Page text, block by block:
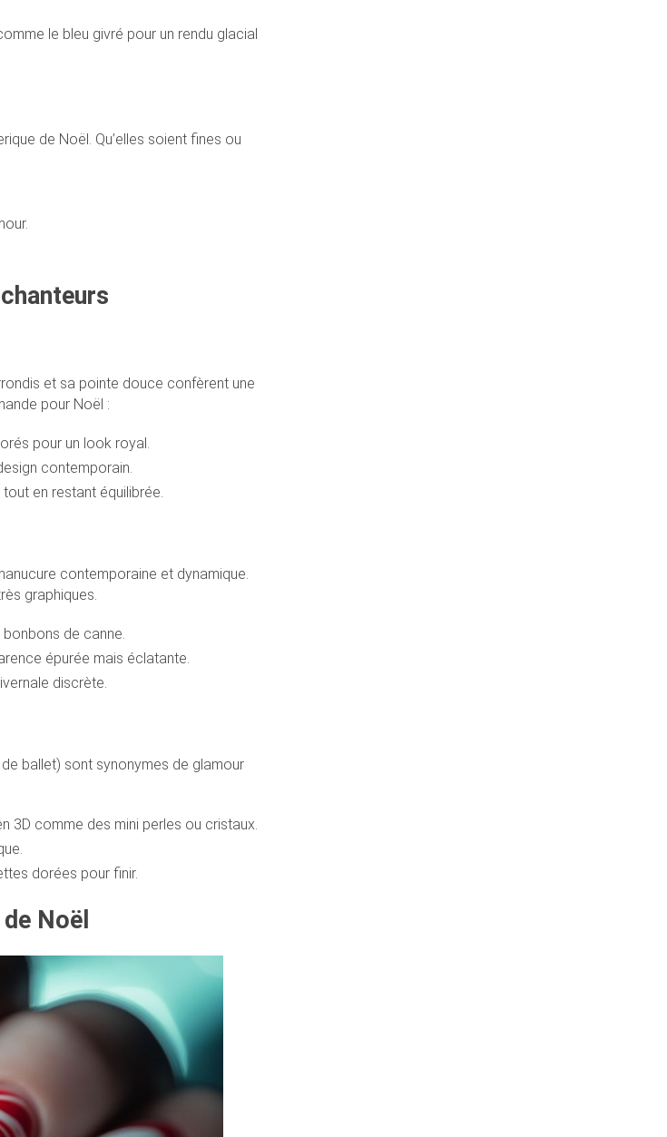
le bleu givré pour un rendu glacial
de Noël. Qu’elles soient fines ou
et sa pointe douce confèrent une
pour Noël :
pour un look royal.
contemporain.
en restant équilibrée.
contemporaine et dynamique.
graphiques.
de canne.
épurée mais éclatante.
discrète.
ballet) sont synonymes de glamour
3D comme des mini perles ou cristaux.
dorées pour finir.
Noël